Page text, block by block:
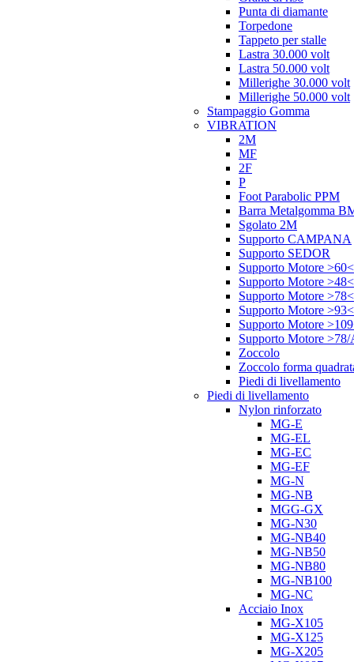
Punta di diamante
Torpedone
Tappeto per stalle
Lastra 30.000 volt
Lastra 50.000 volt
Millerighe 30.000 volt
Millerighe 50.000 volt
Stampaggio Gomma
VIBRATION
2M
MF
2F
P
Foot Parabolic PPM
Barra Metalgomma
Sgolato 2M
Supporto CAMPANA
Supporto SEDOR
Supporto Motore >60<
Supporto Motore >48<
Supporto Motore >78<
Supporto Motore >93<
Supporto Motore
Supporto Motore
Zoccolo
Zoccolo forma
Piedi di livellamento
Piedi di livellamento
Nylon rinforzato
MG-E
MG-EL
MG-EC
MG-EF
MG-N
MG-NB
MGG-GX
MG-N30
MG-NB40
MG-NB50
MG-NB80
MG-NB100
MG-NC
Acciaio Inox
MG-X105
MG-X125
MG-X205